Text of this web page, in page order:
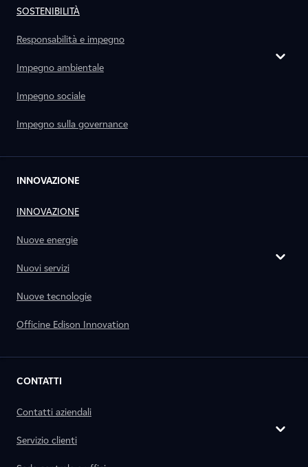
SOSTENIBILITÀ
Responsabilità e impegno
Impegno ambientale
Impegno sociale
Impegno sulla governance
INNOVAZIONE
INNOVAZIONE
Nuove energie
Nuovi servizi
Nuove tecnologie
Officine Edison Innovation
CONTATTI
Contatti aziendali
Servizio clienti